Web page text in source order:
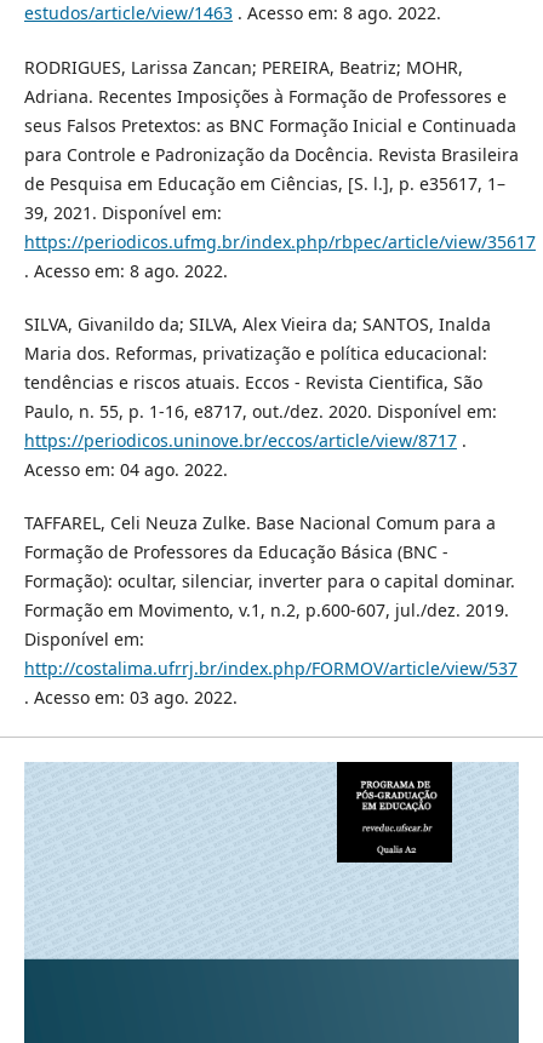
estudos/article/view/1463. Acesso em: 8 ago. 2022.
RODRIGUES, Larissa Zancan; PEREIRA, Beatriz; MOHR,
Adriana. Recentes Imposições à Formação de Professores e
seus Falsos Pretextos: as BNC Formação Inicial e Continuada
para Controle e Padronização da Docência. Revista Brasileira
de Pesquisa em Educação em Ciências, [S. l.], p. e35617, 1–
39, 2021. Disponível em:
https://periodicos.ufmg.br/index.php/rbpec/article/view/35617
. Acesso em: 8 ago. 2022.
SILVA, Givanildo da; SILVA, Alex Vieira da; SANTOS, Inalda
Maria dos. Reformas, privatização e política educacional:
tendências e riscos atuais. Eccos - Revista Cientifica, São
Paulo, n. 55, p. 1-16, e8717, out./dez. 2020. Disponível em:
https://periodicos.uninove.br/eccos/article/view/8717.
Acesso em: 04 ago. 2022.
TAFFAREL, Celi Neuza Zulke. Base Nacional Comum para a
Formação de Professores da Educação Básica (BNC -
Formação): ocultar, silenciar, inverter para o capital dominar.
Formação em Movimento, v.1, n.2, p.600-607, jul./dez. 2019.
Disponível em:
http://costalima.ufrrj.br/index.php/FORMOV/article/view/537
. Acesso em: 03 ago. 2022.